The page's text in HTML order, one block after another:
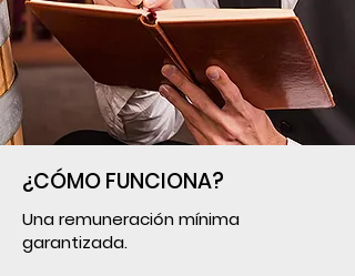
¿CÓMO FUNCIONA?
Una remuneración mínima
garantizada.